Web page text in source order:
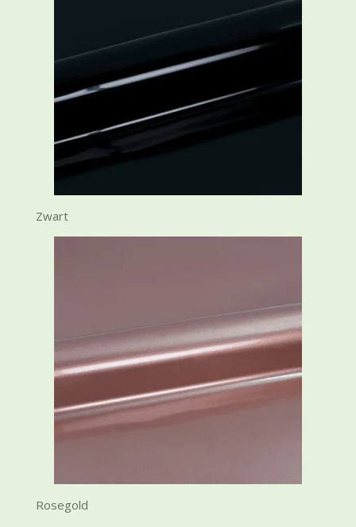
Zwart
Rosegold